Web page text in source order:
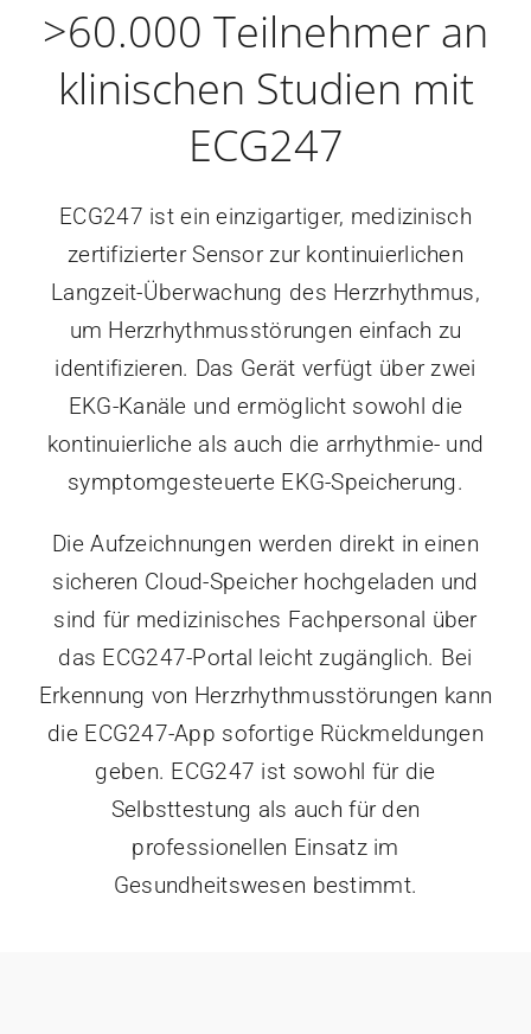
>60.000 Teilnehmer an
klinischen Studien mit
ECG247
ECG247 ist ein einzigartiger, medizinisch
zertifizierter Sensor zur kontinuierlichen
Langzeit-Überwachung des Herzrhythmus,
um Herzrhythmusstörungen einfach zu
identifizieren. Das Gerät verfügt über zwei
EKG-Kanäle und ermöglicht sowohl die
kontinuierliche als auch die arrhythmie- und
symptomgesteuerte EKG-Speicherung.
Die Aufzeichnungen werden direkt in einen
sicheren Cloud-Speicher hochgeladen und
sind für medizinisches Fachpersonal über
das ECG247-Portal leicht zugänglich. Bei
Erkennung von Herzrhythmusstörungen kann
die ECG247-App sofortige Rückmeldungen
geben. ECG247 ist sowohl für die
Selbsttestung als auch für den
professionellen Einsatz im
Gesundheitswesen bestimmt.